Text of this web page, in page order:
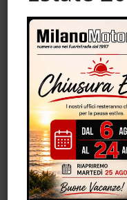
Chiusura
Chiusura
Climatizzatore
Controllo trazione
ESP
Fendinebbia
Filtro
Immobilizzatore
Luci diurne
Monitoraggio